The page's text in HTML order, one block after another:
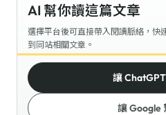
AI 幫你讀這篇文章
選擇平台後可直接帶入閱讀脈絡，快
到同站相關文章。
讓
讓 Google